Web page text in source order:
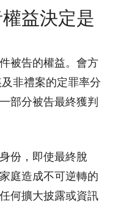
益決定是
被告的權益。會方
非禮案的定罪率分
部分被告最終獲判
份，即使最終脫
庭造成不可逆轉的
何擴大披露或資訊